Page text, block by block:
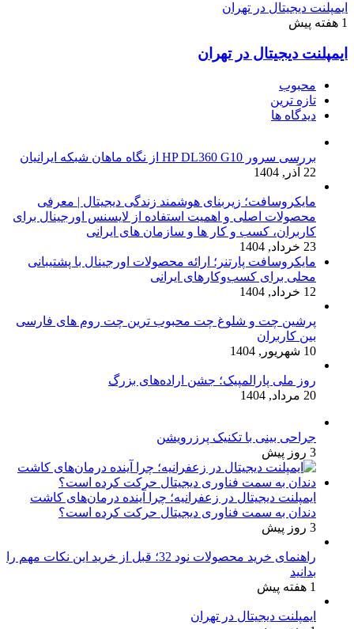
ایمپلنت دیجیتال در تهران
1 هفته پیش
ایمپلنت دیجیتال در تهران
محبوب
تازه ترین
دیدگاه ها
بررسی سرور HP DL360 G10 از نگاه ماهان شبکه ایرانیان
22 آذر, 1404
مایکروسافت؛ زیربنای هوشمند زندگی دیجیتال | معرفی
محصولات اصلی و اهمیت استفاده از لایسنس اورجینال برای
کاربران، کسب و کار ها و سازمان های ایرانی
23 خرداد, 1404
مایکروسافت پارتنر؛ ارائه محصولات اورجینال با پشتیبانی
محلی برای کسب‌وکارهای ایرانی
12 خرداد, 1404
پرشین چت و شلوغ چت محبوب ترین چت روم های فارسی
بین کاربران
10 شهریور, 1404
روز ملی پارالمپیک؛ جشن اراده‌های بزرگ
20 مرداد, 1404
جراحی بینی با تکنیک پرزرویشن
3 روز پیش
ایمپلنت دیجیتال در زعفرانیه؛ چرا آینده درمان‌های کاشت
دندان به سمت فناوری دیجیتال حرکت کرده است؟
3 روز پیش
راهنمای خرید محصولات نود 32؛ قبل از خرید این نکات مهم را
بدانید
1 هفته پیش
ایمپلنت دیجیتال در تهران